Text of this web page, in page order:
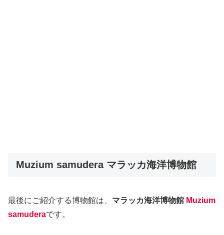
Muzium samudera マラッカ海洋博物館
最後にご紹介する博物館は、 マラッカ海洋博物館 Muzium
samuderaです。